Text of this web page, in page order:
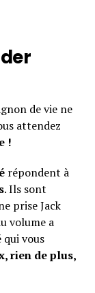
de vie ne
attendez
!
répondent à
. Ils sont
prise Jack
volume a
vous
rien de plus,